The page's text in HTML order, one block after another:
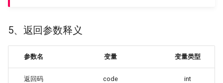
5、返回参数释义
参数名 变量 变量类型
返回码 code int